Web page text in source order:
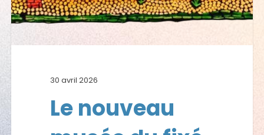
30 avril 2026
Le nouveau